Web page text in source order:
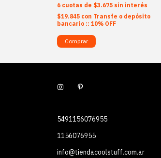
6 $3.675 sin interés
$19.845 con Transfe o depósito
bancario :: 10% OFF
Comprar
5491156076955
1156076955
info@tiendacoolstuff.com.ar